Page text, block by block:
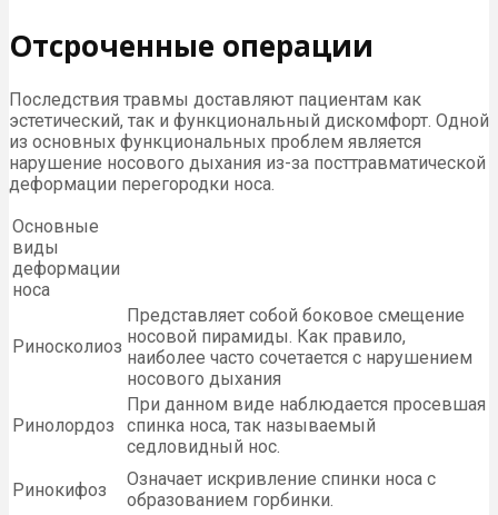
Отсроченные операции
Последствия травмы доставляют пациентам как
эстетический, так и функциональный дискомфорт. Одной
из основных функциональных проблем является
нарушение носового дыхания из-за посттравматической
деформации перегородки носа.
Основные
виды
деформации
носа
Риносколиоз
Представляет собой боковое смещение
носовой пирамиды. Как правило,
наиболее часто сочетается с нарушением
носового дыхания
Ринолордоз
При данном виде наблюдается просевшая
спинка носа, так называемый
седловидный нос.
Ринокифоз
Означает искривление спинки носа с
образованием горбинки.